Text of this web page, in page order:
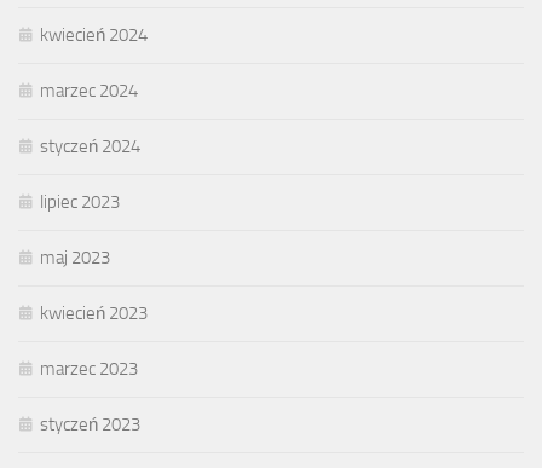
kwiecień 2024
marzec 2024
styczeń 2024
lipiec 2023
maj 2023
kwiecień 2023
marzec 2023
styczeń 2023